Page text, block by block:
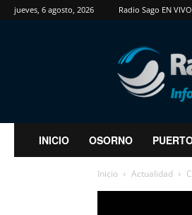
jueves, 6 agosto, 2026 Radio Sago EN VIVO
RadioSago
INICIO OSORNO
Inicio Actualidad